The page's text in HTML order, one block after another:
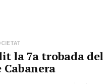
la 7a trobada del
Cabanera